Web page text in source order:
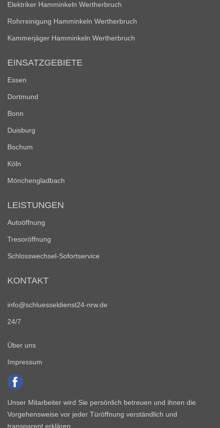
Elektriker Hamminkeln Wertherbruch
Rohrreinigung Hamminkeln Wertherbruch
Kammerjäger Hamminkeln Wertherbruch
EINSATZGEBIETE
Essen
Dortmund
Bonn
Duisburg
Bochum
Köln
Mönchengladbach
LEISTUNGEN
Autoöffnung
Tresoröffnung
Schlosswechsel-Sofortservice
KONTAKT
info@schluesseldienst24-nrw.de
24/7
Über uns
Impressum
Unser Mitarbeiter wird Sie persönlich betreuen und ihnen die
Vorgehensweise vor jeder Türöffnung verständlich und
transparent erklären.